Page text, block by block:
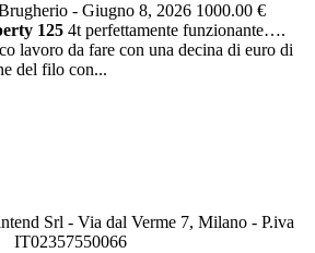
- Giugno 8, 2026 1000.00 €
125 4t perfettamente funzionante….
lavoro da fare con una decina di euro di
del filo con...
Srl - Via dal Verme 7, Milano - P.iva
IT02357550066